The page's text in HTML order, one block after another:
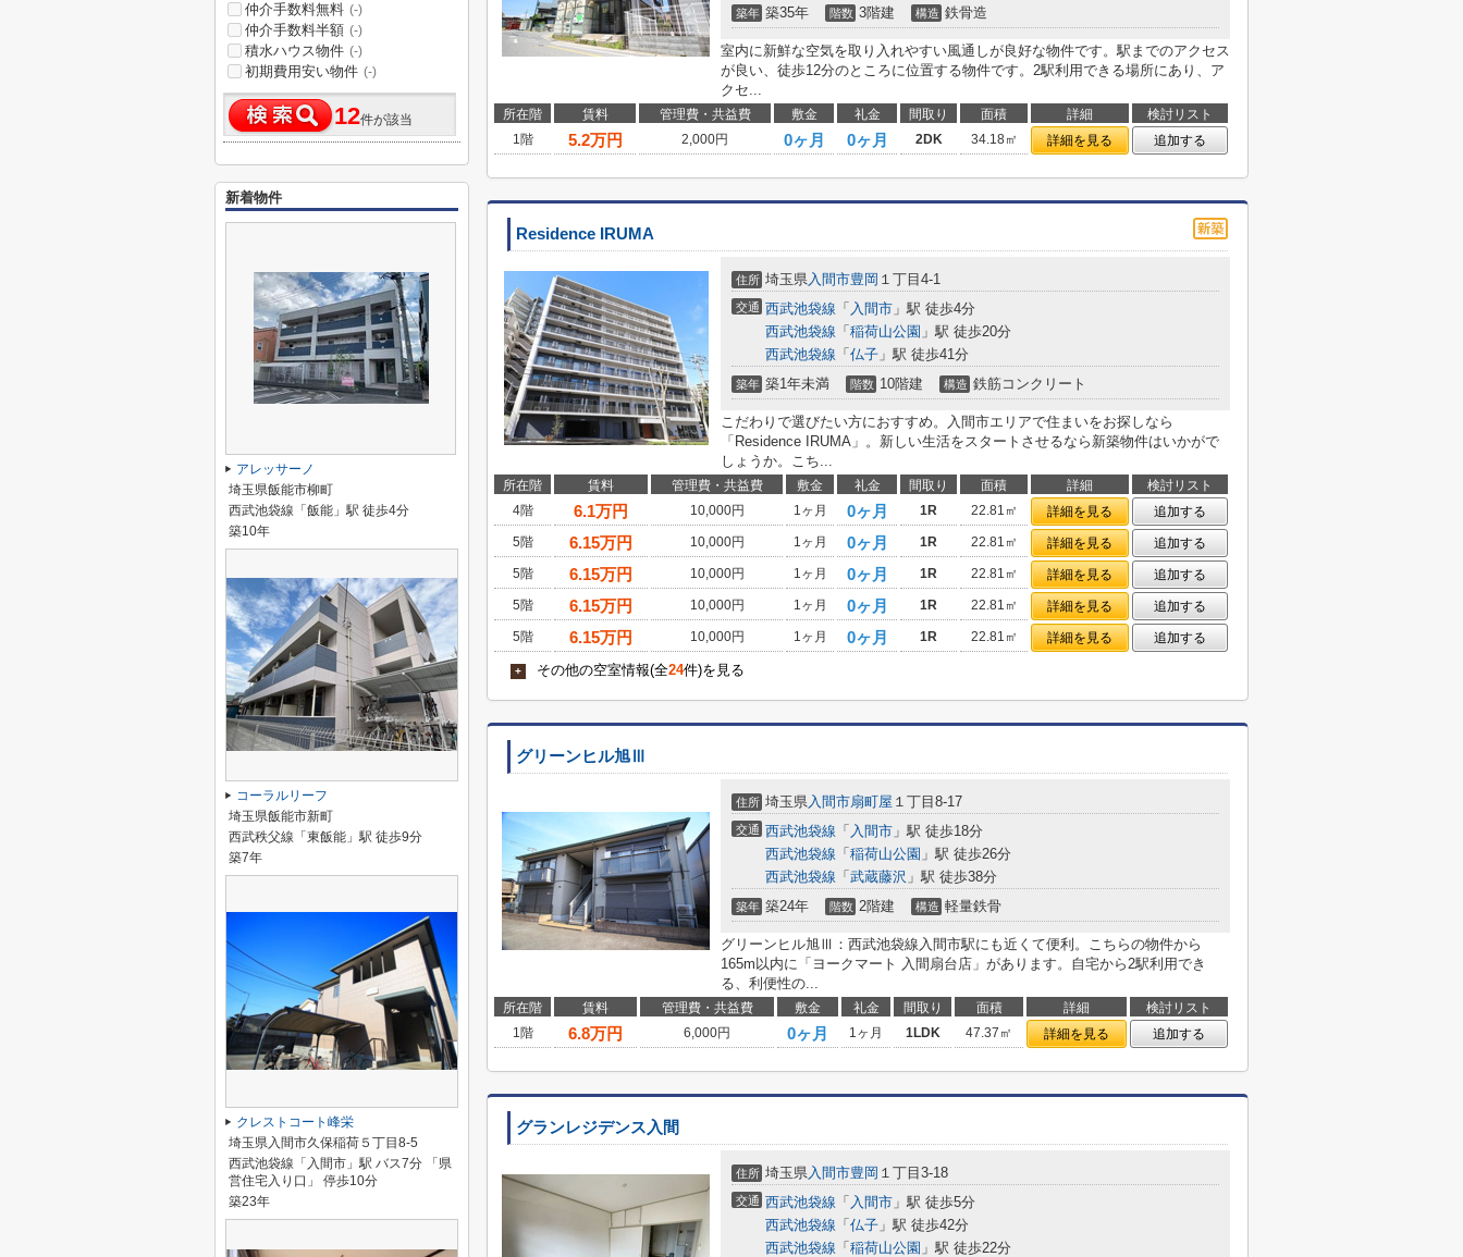
築年 築35年 階数 3階建 構造 鉄骨造
室内に新鮮な空気を取り入れやすい風通しが良好な物件です。駅までのアクセス
が良い、徒歩12分のところに位置する物件です。2駅利用できる場所にあり、ア
クセ...
所在階 賃料 管理費・共益費 敷金 礼金 間取り 面積 詳細
検討リスト
1階
5.2万円 2,000円 0ヶ月 0ヶ月 2DK 34.18㎡ 詳細を見る 追加する
Residence IRUMA
住所 埼玉県入間市豊岡 １丁目4-1
交通 西武池袋線 「 入間市 」駅 徒歩4分
西武池袋線 「 稲荷山公園 」駅 徒歩20分
西武池袋線 「 仏子 」駅 徒歩41分
築年 築1年未満 階数 10階建 構造 鉄筋コンクリート
こだわりで選びたい方におすすめ。入間市エリアで住まいをお探しなら
「Residence IRUMA」。新しい生活をスタートさせるなら新築物件はいかがで
しょうか。こち...
所在階 賃料 管理費・共益費 敷金 礼金 間取り 面積 詳細
検討リスト
4階
6.1万円 10,000円 1ヶ月 0ヶ月 1R 22.81㎡ 詳細を見る
追加する
5階
6.15万円 10,000円 1ヶ月 0ヶ月 1R 22.81㎡ 詳細を見る
追加する
5階
6.15万円 10,000円 1ヶ月 0ヶ月 1R 22.81㎡ 詳細を見る
追加する
5階
6.15万円 10,000円 1ヶ月 0ヶ月 1R 22.81㎡ 詳細を見る
追加する
5階
6.15万円 10,000円 1ヶ月 0ヶ月 1R 22.81㎡ 詳細を見る 追加する
+ その他の空室情報(全24件)を見る
グリーンヒル旭Ⅲ
住所 埼玉県入間市扇町屋 １丁目8-17
交通 西武池袋線 「 入間市 」駅 徒歩18分
西武池袋線 「 稲荷山公園 」駅 徒歩26分
西武池袋線 「 武蔵藤沢 」駅 徒歩38分
築年 築24年 階数 2階建 構造 軽量鉄骨
グリーンヒル旭Ⅲ：西武池袋線入間市駅にも近くて便利。こちらの物件から
165m以内に「ヨークマート 入間扇台店」があります。自宅から2駅利用でき
る、利便性の...
所在階 賃料 管理費・共益費 敷金 礼金 間取り 面積 詳細
検討リスト
1階
6.8万円 6,000円 0ヶ月 1ヶ月 1LDK 47.37㎡ 詳細を見る 追加する
グランレジデンス入間
住所 埼玉県入間市豊岡 １丁目3-18
交通 西武池袋線 「 入間市 」駅 徒歩5分
西武池袋線 「 仏子 」駅 徒歩42分
西武池袋線 「 稲荷山公園 」駅 徒歩22分
仲介手数料無料 (-)
仲介手数料半額 (-)
積水ハウス物件 (-)
初期費用安い物件 (-)
12件が該当
新着物件
アレッサーノ
埼玉県飯能市柳町
西武池袋線「飯能」駅 徒歩4分
築10年
コーラルリーフ
埼玉県飯能市新町
西武秩父線「東飯能」駅 徒歩9分
築7年
クレストコート峰栄
埼玉県入間市久保稲荷５丁目8-5
西武池袋線「入間市」駅 バス7分 「県
営住宅入り口」 停歩10分
築23年